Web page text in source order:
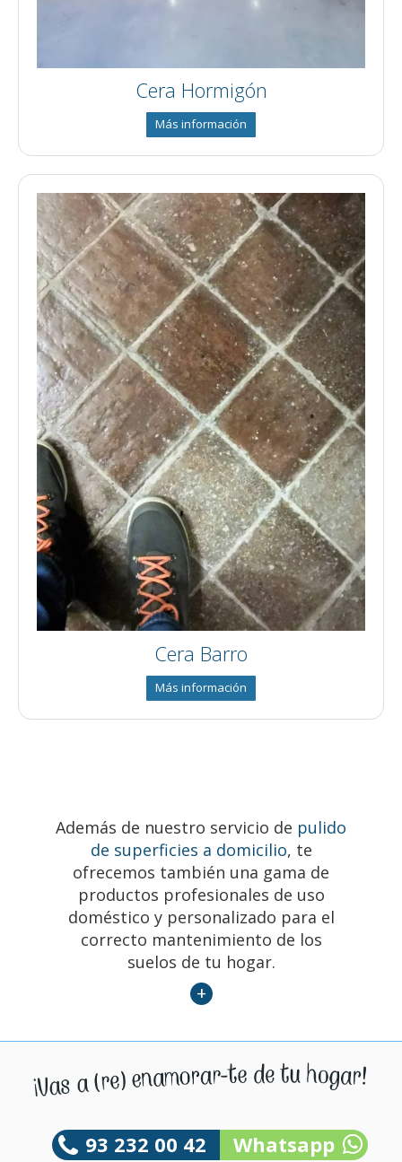
Cera Hormigón
Más información
Cera Barro
Más información
Además de nuestro servicio de pulido
de superficies a domicilio, te
ofrecemos también una gama de
productos profesionales de uso
doméstico y personalizado para el
correcto mantenimiento de los
suelos de tu hogar.
+
93 232 00 42 Whatsapp